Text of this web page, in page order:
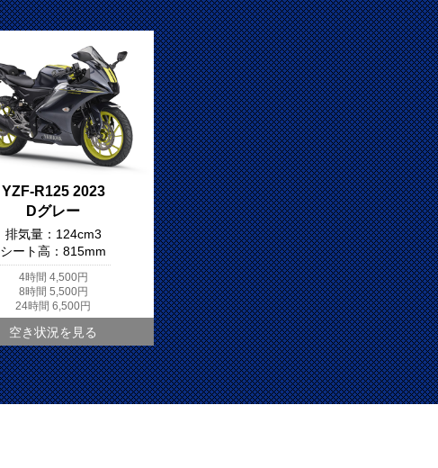
YZF-R125 2023
Dグレー
排気量： 124cm3
シート高： 815mm
4時間 4,500円
8時間 5,500円
24時間 6,500円
空き状況を見る